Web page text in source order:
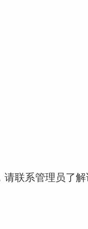
请联系管理员了